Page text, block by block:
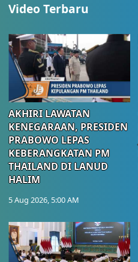
Video Terbaru
AKHIRI LAWATAN
KENEGARAAN, PRESIDEN
PRABOWO LEPAS
KEBERANGKATAN PM
THAILAND DI LANUD
HALIM
5 Aug 2026, 5:00 AM